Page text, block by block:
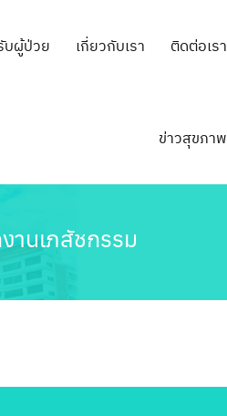
บผู้ป่วย เกี่ยวกับเรา ติดต่อเรา
ข่าวสุขภาพ
านเภสัชกรรม